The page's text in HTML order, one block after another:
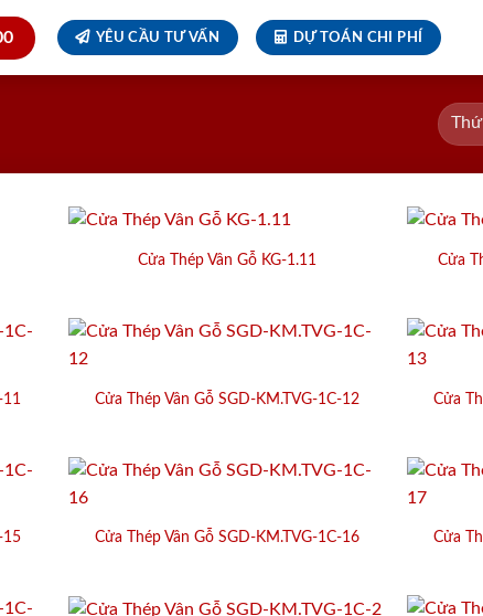
YÊU CẦU TƯ VẤN DỰ TOÁN CHI PHÍ
Cửa Thép Vân Gỗ KG-1.11 Cửa
Cửa Thép Vân Gỗ SGD-KM.TVG-1C-12 Cửa
15 Cửa Thép Vân Gỗ SGD-KM.TVG-1C-16 Cửa